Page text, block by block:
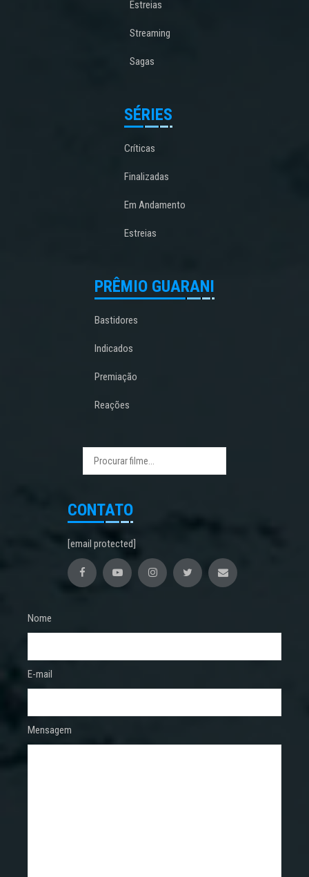
Estreias
Streaming
Sagas
SÉRIES
Críticas
Finalizadas
Em Andamento
Estreias
PRÊMIO GUARANI
Bastidores
Indicados
Premiação
Reações
CONTATO
[email protected]
Nome
E-mail
Mensagem